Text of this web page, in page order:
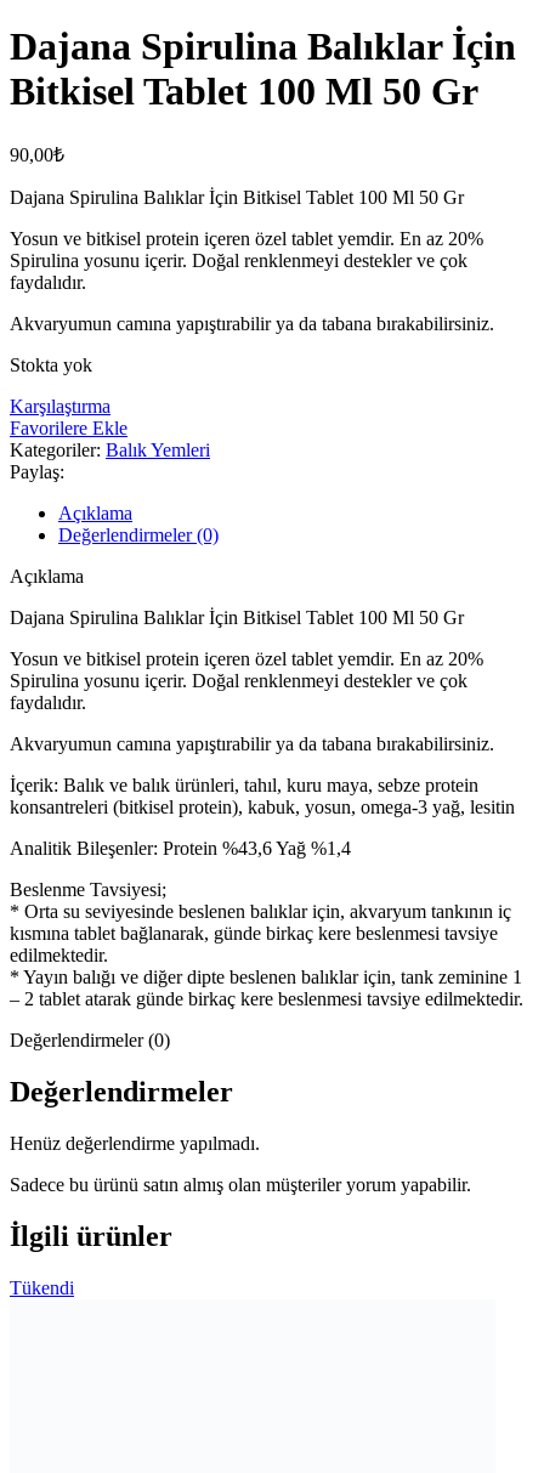
Dajana Spirulina Balıklar İçin
Bitkisel Tablet 100 Ml 50 Gr
90,00₺
Dajana Spirulina Balıklar İçin Bitkisel Tablet 100 Ml 50 Gr
Yosun ve bitkisel protein içeren özel tablet yemdir. En az 20%
Spirulina yosunu içerir. Doğal renklenmeyi destekler ve çok
faydalıdır.
Akvaryumun camına yapıştırabilir ya da tabana bırakabilirsiniz.
Stokta yok
Karşılaştırma
Favorilere Ekle
Kategoriler: Balık Yemleri
Paylaş:
Açıklama
Değerlendirmeler (0)
Açıklama
Dajana Spirulina Balıklar İçin Bitkisel Tablet 100 Ml 50 Gr
Yosun ve bitkisel protein içeren özel tablet yemdir. En az 20%
Spirulina yosunu içerir. Doğal renklenmeyi destekler ve çok
faydalıdır.
Akvaryumun camına yapıştırabilir ya da tabana bırakabilirsiniz.
İçerik: Balık ve balık ürünleri, tahıl, kuru maya, sebze protein
konsantreleri (bitkisel protein), kabuk, yosun, omega-3 yağ, lesitin
Analitik Bileşenler: Protein %43,6 Yağ %1,4
Beslenme Tavsiyesi;
* Orta su seviyesinde beslenen balıklar için, akvaryum tankının iç
kısmına tablet bağlanarak, günde birkaç kere beslenmesi tavsiye
edilmektedir.
* Yayın balığı ve diğer dipte beslenen balıklar için, tank zeminine 1
– 2 tablet atarak günde birkaç kere beslenmesi tavsiye edilmektedir.
Değerlendirmeler (0)
Değerlendirmeler
Henüz değerlendirme yapılmadı.
Sadece bu ürünü satın almış olan müşteriler yorum yapabilir.
İlgili ürünler
Tükendi